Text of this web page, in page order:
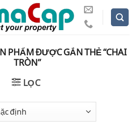
PHẨM ĐƯỢC GẮN THẺ “CHAI
TRÒN”
LỌC